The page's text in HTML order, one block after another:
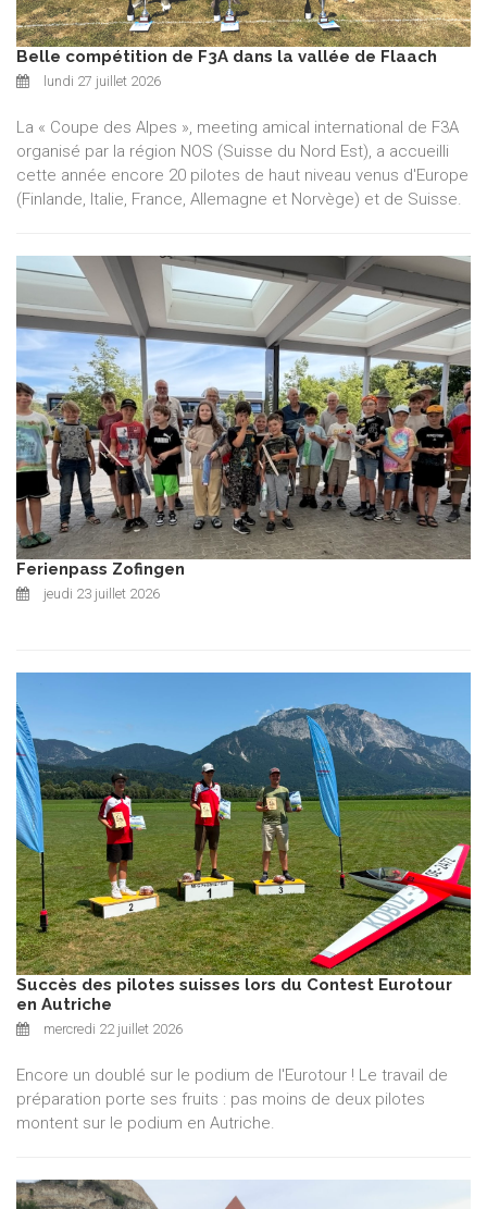
Belle compétition de F3A dans la vallée de Flaach
lundi 27 juillet 2026
La « Coupe des Alpes », meeting amical international de F3A
organisé par la région NOS (Suisse du Nord Est), a accueilli
cette année encore 20 pilotes de haut niveau venus d'Europe
(Finlande, Italie, France, Allemagne et Norvège) et de Suisse.
Ferienpass Zofingen
jeudi 23 juillet 2026
Succès des pilotes suisses lors du Contest Eurotour
en Autriche
mercredi 22 juillet 2026
Encore un doublé sur le podium de l'Eurotour ! Le travail de
préparation porte ses fruits : pas moins de deux pilotes
montent sur le podium en Autriche.